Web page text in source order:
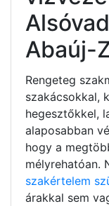
Abaúj-
Rengeteg
szakácsokkal,
hegesztőkkel,
alaposabban
hogy a
mélyrehatóan.
szakértelem
árakkal sem